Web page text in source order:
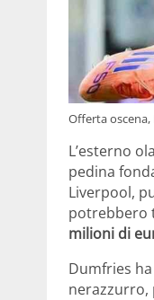
Offerta
L’esterno
pedina
Liverpool,
potrebbero
milioni di
Dumfries
nerazzurro,